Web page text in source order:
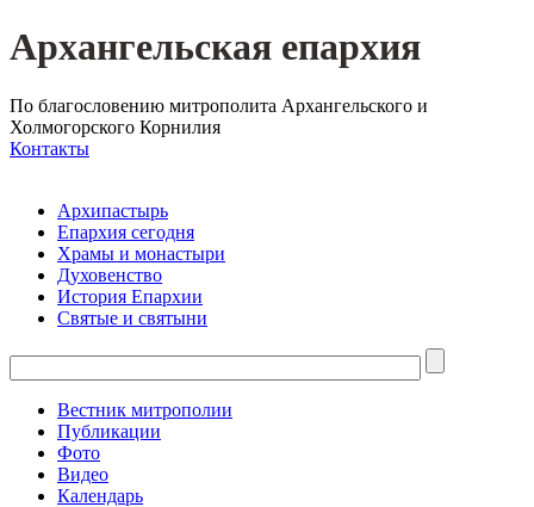
Архангельская епархия
По благословению митрополита Архангельского и
Холмогорского Корнилия
Контакты
Архипастырь
Епархия сегодня
Храмы и монастыри
Духовенство
История Епархии
Святые и святыни
Вестник митрополии
Публикации
Фото
Видео
Календарь